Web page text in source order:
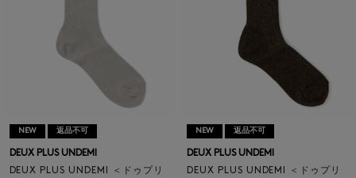
NEW 返品不可
DEUX PLUS UNDEMI
DEUX PLUS UNDEMI ＜ドゥプリ
NEW 返品不可
DEUX PLUS UNDEMI
DEUX PLUS UNDEMI ＜ドゥプリ